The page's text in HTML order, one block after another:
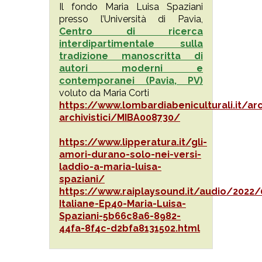
Il fondo Maria Luisa Spaziani
presso l’Università di Pavia,
Centro di ricerca
interdipartimentale sulla
tradizione manoscritta di
autori moderni e
contemporanei (Pavia, PV)
voluto da Maria Corti
https://www.lombardiabeniculturali.it/
archivistici/MIBA008730/
https://www.lipperatura.it/gli-
amori-durano-solo-nei-versi-
laddio-a-maria-luisa-
spaziani/
https://www.raiplaysound.it/audio/2022/
Italiane-Ep40-Maria-Luisa-
Spaziani-5b66c8a6-8982-
44fa-8f4c-d2bfa8131502.html